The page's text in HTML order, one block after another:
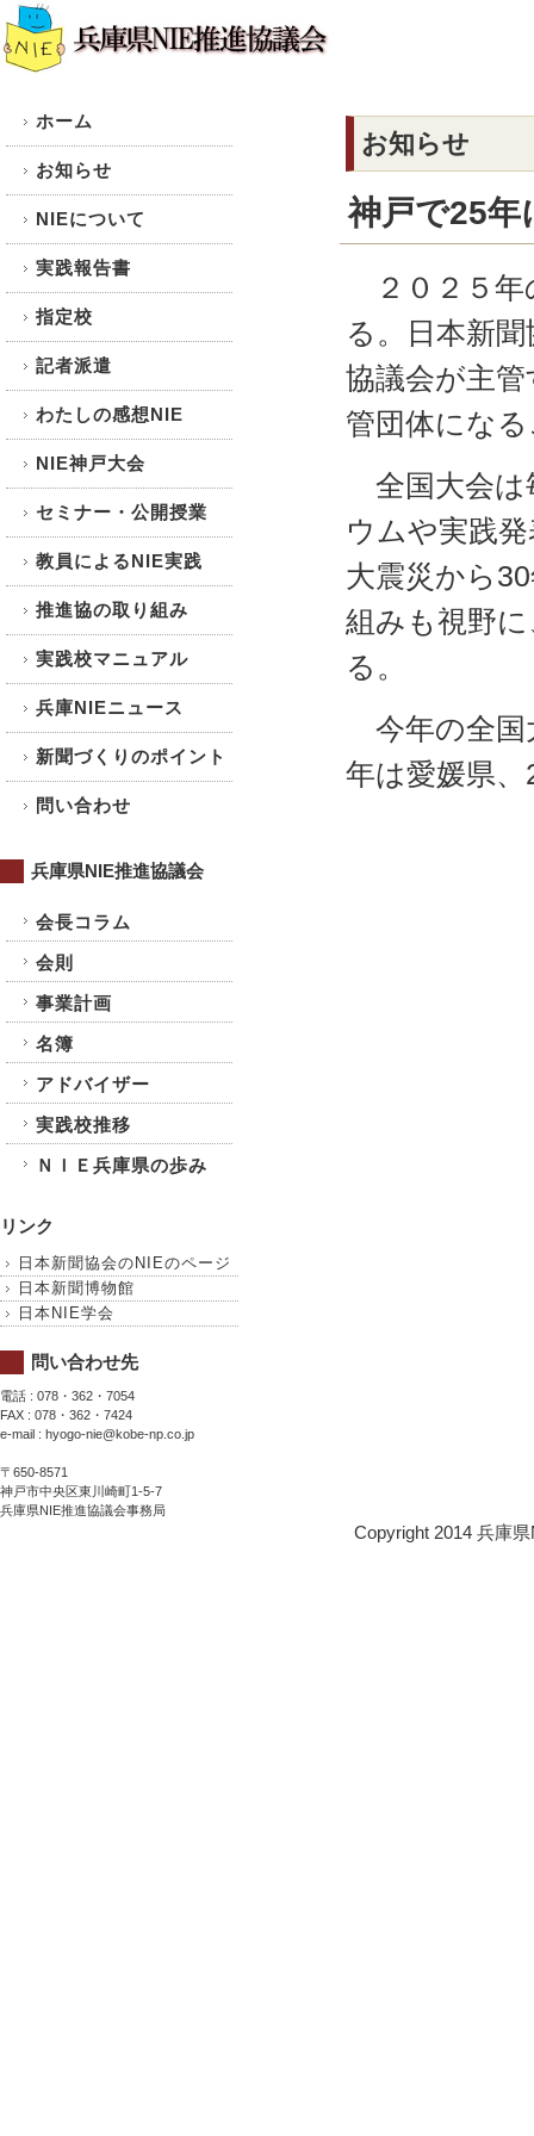
ホーム
お知らせ
NIEについて
実践報告書
指定校
記者派遣
わたしの感想NIE
NIE神戸大会
セミナー・公開授業
教員によるNIE実践
推進協の取り組み
実践校マニュアル
兵庫NIEニュース
新聞づくりのポイント
問い合わせ
兵庫県NIE推進協議会
会長コラム
会則
事業計画
名簿
アドバイザー
実践校推移
ＮＩＥ兵庫県の歩み
リンク
日本新聞協会のNIEのページ
日本新聞博物館
日本NIE学会
問い合わせ先
電話 : 078・362・7054
FAX : 078・362・7424
e-mail : hyogo-nie@kobe-np.co.jp
〒650-8571
神戸市中央区東川崎町1-5-7
兵庫県NIE推進協議会事務局
お知らせ
神戸で25年
２０２５年
る。日本新
協議会が主
管団体にな
全国大会は
ウムや実践
大震災から
組みも視野
る。
今年の全国
年は愛媛県
Copyright 2014 兵庫